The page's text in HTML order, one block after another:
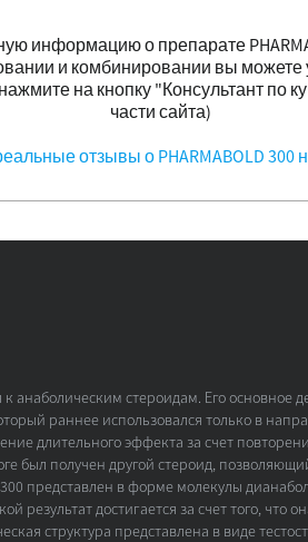
информацию о препарате
и комбинировании вы можете
на кнопку "Консультант по
части сайта)
отзывы о PHARMABOLD 300
к анаболическим стероидам. Его основное
раннее использовался только в
длительного эффекта за счет
был получен другой стероид,
представлен в форме молекулы
результат достигается за счет того, что
структура представлена в виде